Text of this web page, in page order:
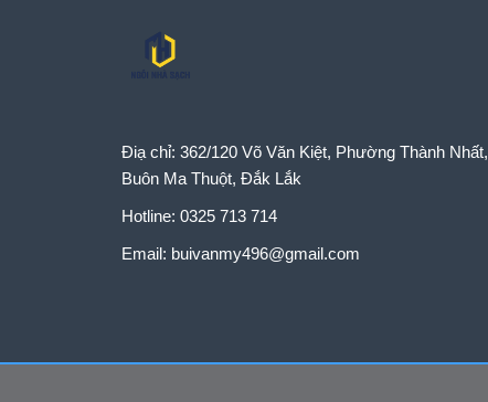
Điạ chỉ: 362/120 Võ Văn Kiệt, Phường Thành Nhất,
Buôn Ma Thuột, Đắk Lắk
Hotline: 0325 713 714
Email: buivanmy496@gmail.com